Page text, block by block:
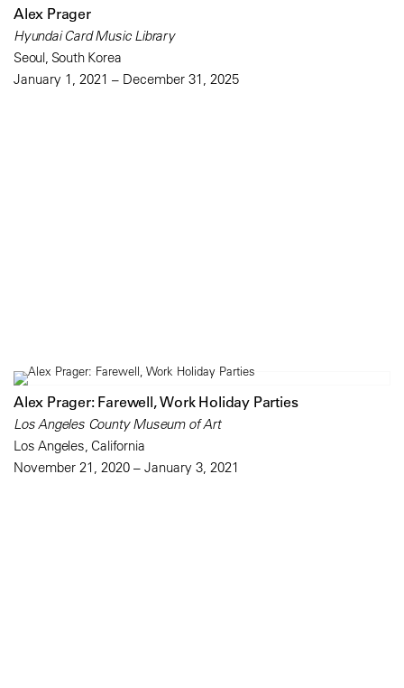
Alex Prager
Hyundai Card Music Library
Seoul, South Korea
January 1, 2021 – December 31, 2025
Alex Prager: Farewell, Work Holiday Parties
Los Angeles County Museum of Art
Los Angeles, California
November 21, 2020 – January 3, 2021